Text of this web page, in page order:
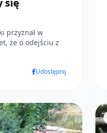
się
przyznał w
że o odejściu z
Udostępnij